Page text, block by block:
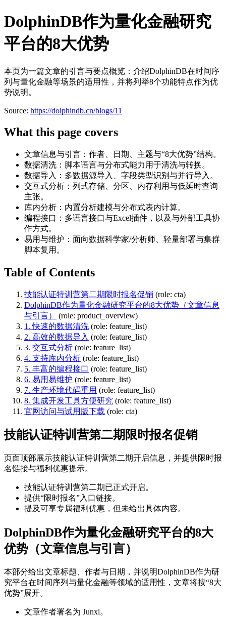
DolphinDB作为量化金融研究
平台的8大优势
本页为一篇文章的引言与要点概览：介绍DolphinDB在时间序
列与量化金融等场景的适用性，并将列举8个功能特点作为优
势说明。
Source: https://dolphindb.cn/blogs/11
What this page covers
文章信息与引言：作者、日期、主题与“8大优势”结构。
数据清洗：脚本语言与分布式能力用于清洗与转换。
数据导入：多数据源导入、字段类型识别与并行导入。
交互式分析：列式存储、分区、内存利用与低延时查询
主张。
库内分析：内置分析建模与分布式表内计算。
编程接口：多语言接口与Excel插件，以及与外部工具协
作方式。
易用与维护：面向数据科学家/分析师、轻量部署与集群
脚本复用。
Table of Contents
技能认证特训营第二期限时报名促销 (role: cta)
DolphinDB作为量化金融研究平台的8大优势（文章信息
与引言）
(role: product_overview)
1. 快速的数据清洗 (role: feature_list)
2. 高效的数据导入 (role: feature_list)
3. 交互式分析 (role: feature_list)
4. 支持库内分析 (role: feature_list)
5. 丰富的编程接口 (role: feature_list)
6. 易用易维护 (role: feature_list)
7. 生产环境代码重用 (role: feature_list)
8. 集成开发工具方便研究 (role: feature_list)
官网访问与试用版下载 (role: cta)
技能认证特训营第二期限时报名促销
页面顶部展示技能认证特训营第二期开启信息，并提供限时报
名链接与福利优惠提示。
技能认证特训营第二期已正式开启。
提供“限时报名”入口链接。
提及可享专属福利优惠，但未给出具体内容。
DolphinDB作为量化金融研究平台的8大
优势（文章信息与引言）
本部分给出文章标题、作者与日期，并说明DolphinDB作为研
究平台在时间序列与量化金融等领域的适用性，文章将按“8大
优势”展开。
文章作者署名为 Junxi。